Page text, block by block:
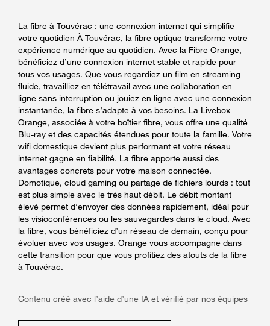
La fibre à Touvérac : une connexion internet qui simplifie
votre quotidien À Touvérac, la fibre optique transforme votre
expérience numérique au quotidien. Avec la Fibre Orange,
bénéficiez d’une connexion internet stable et rapide pour
tous vos usages. Que vous regardiez un film en streaming
fluide, travailliez en télétravail avec une collaboration en
ligne sans interruption ou jouiez en ligne avec une connexion
instantanée, la fibre s’adapte à vos besoins. La Livebox
Orange, associée à votre boîtier fibre, vous offre une qualité
Blu-ray et des capacités étendues pour toute la famille. Votre
wifi domestique devient plus performant et votre réseau
internet gagne en fiabilité. La fibre apporte aussi des
avantages concrets pour votre maison connectée.
Domotique, cloud gaming ou partage de fichiers lourds : tout
est plus simple avec le très haut débit. Le débit montant
élevé permet d’envoyer des données rapidement, idéal pour
les visioconférences ou les sauvegardes dans le cloud. Avec
la fibre, vous bénéficiez d’un réseau de demain, conçu pour
évoluer avec vos usages. Orange vous accompagne dans
cette transition pour que vous profitiez des atouts de la fibre
à Touvérac.
Contenu créé avec l’aide d’une IA et vérifié par nos équipes